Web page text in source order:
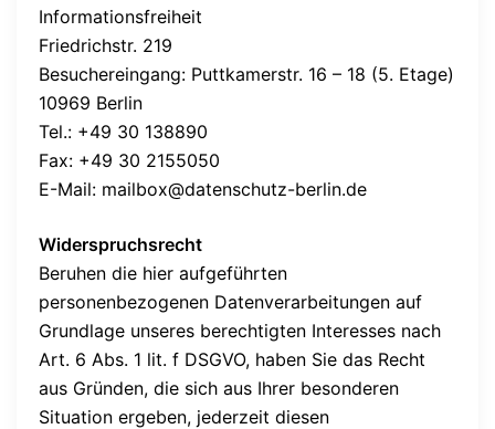
Informationsfreiheit
Friedrichstr. 219
Besuchereingang: Puttkamerstr. 16 – 18 (5. Etage)
10969 Berlin
Tel.: +49 30 138890
Fax: +49 30 2155050
E-Mail: mailbox@datenschutz-berlin.de
Widerspruchsrecht
Beruhen die hier aufgeführten
personenbezogenen Datenverarbeitungen auf
Grundlage unseres berechtigten Interesses nach
Art. 6 Abs. 1 lit. f DSGVO, haben Sie das Recht
aus Gründen, die sich aus Ihrer besonderen
Situation ergeben, jederzeit diesen